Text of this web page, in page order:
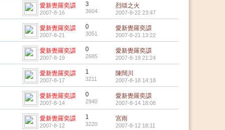
愛新覺羅奕譞
2007-8-16
3
3604
烈燄之火
2007-8-22 23:47
愛新覺羅奕譞
2007-8-21
0
3051
愛新覺羅奕譞
2007-8-21 13:22
愛新覺羅奕譞
2007-8-19
0
2685
愛新覺羅奕譞
2007-8-19 21:24
愛新覺羅奕譞
2007-8-17
1
3211
陳闊川
2007-8-18 14:18
愛新覺羅奕譞
2007-8-14
0
2940
愛新覺羅奕譞
2007-8-14 18:08
愛新覺羅奕譞
2007-8-12
1
3220
宮雨
2007-8-12 18:11